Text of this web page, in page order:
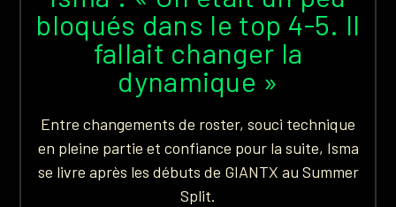
bloqués dans le top 4-5. Il
fallait changer la
dynamique »
Entre changements de roster, souci technique
en pleine partie et confiance pour la suite, Isma
se livre après les débuts de GIANTX au Summer
Split.